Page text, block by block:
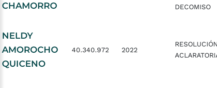
CHAMORRO
DECOMISO
NELDY
AMOROCHO
QUICENO
40.340.972 2022